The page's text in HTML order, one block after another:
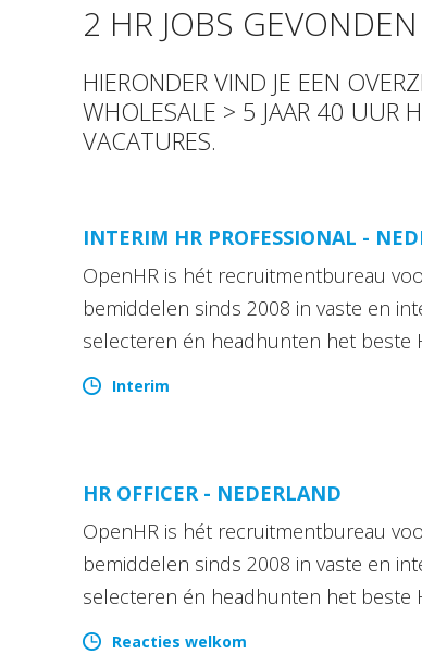
2 HR JOBS GEVONDEN
HIERONDER VIND JE EEN
WHOLESALE > 5 JAAR 40 UUR
VACATURES.
INTERIM HR PROFESSIONAL -
OpenHR is hét recruitmentbureau
bemiddelen sinds 2008 in vaste en
selecteren én headhunten het beste
Interim
HR OFFICER - NEDERLAND
OpenHR is hét recruitmentbureau
bemiddelen sinds 2008 in vaste en
selecteren én headhunten het beste
Reacties welkom